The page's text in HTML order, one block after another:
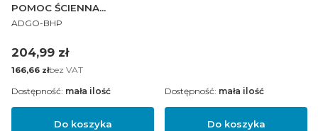
POMOC ŚCIENNA
ZAKŁADOWA AS40
PRODUCENT
ADGO-BHP
Cena
204,99 zł
Cena
166,66 złbez VAT
Do koszyka
Dostępność: mała ilość
Do koszyka
Dostępność: mała ilość